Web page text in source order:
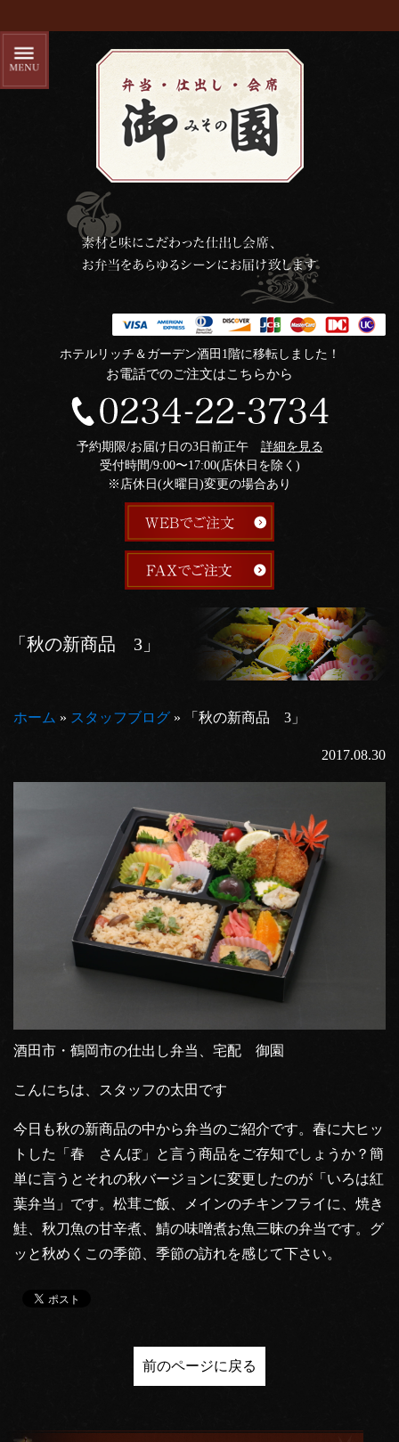
ホテルリッチ＆ガーデン酒田1階に移転しました！
お電話でのご注文はこちらから
予約期限/お届け日の3日前正午 詳細を見る
受付時間/9:00〜17:00(店休日を除く)
※店休日(火曜日)変更の場合あり
「秋の新商品 3」
ホーム » スタッフブログ » 「秋の新商品 3」
2017.08.30
酒田市・鶴岡市の仕出し弁当、宅配 御園
こんにちは、スタッフの太田です
今日も秋の新商品の中から弁当のご紹介です。春に大ヒッ
トした「春 さんぽ」と言う商品をご存知でしょうか？簡
単に言うとそれの秋バージョンに変更したのが「いろは紅
葉弁当」です。松茸ご飯、メインのチキンフライに、焼き
鮭、秋刀魚の甘辛煮、鯖の味噌煮お魚三昧の弁当です。グ
ッと秋めくこの季節、季節の訪れを感じて下さい。
前のページに戻る